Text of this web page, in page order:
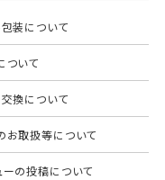
包装について
ついて
交換について
お取扱等について
ーの投稿について